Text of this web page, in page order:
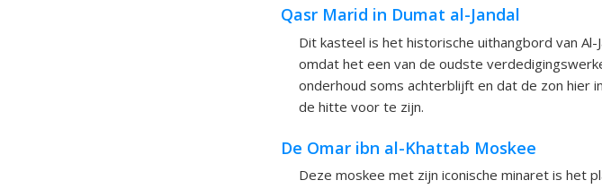
Qasr Marid in Dumat al-Jandal
Dit kasteel is het historische uithangbord van
omdat het een van de oudste
onderhoud soms achterblijft en dat de zon hier
de hitte voor te zijn.
De Omar ibn al-Khattab Moskee
Deze moskee met zijn iconische minaret is het